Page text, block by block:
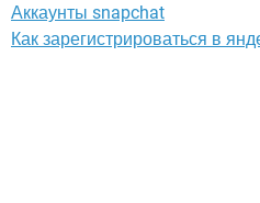
Аккаунты snapchat
Как зарегистрироваться в